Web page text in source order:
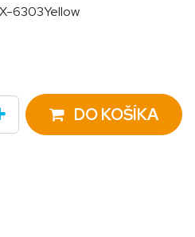
6303Yellow
DO KOŠÍKA